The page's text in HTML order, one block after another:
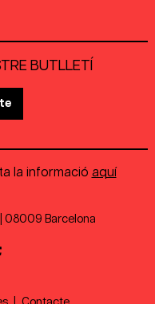
BUTLLETÍ
la informació aquí
08009 Barcelona
a twitter
Link a facebook
| Contacte